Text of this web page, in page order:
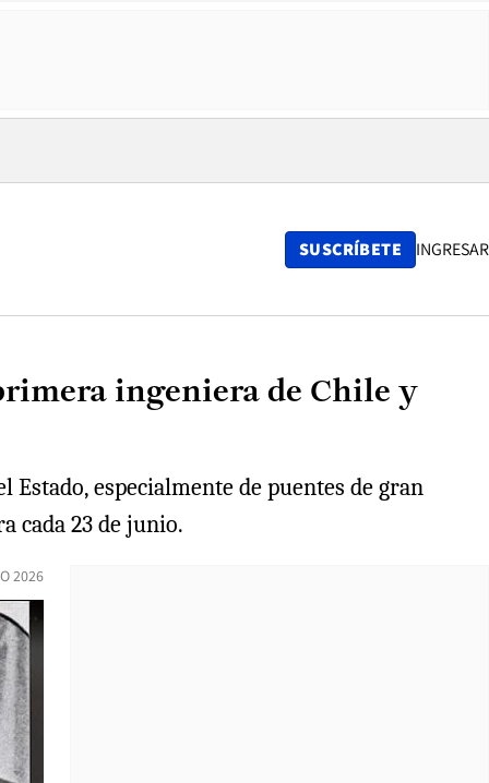
SUSCRÍBETE INGRESAR
ingeniera de Chile y
especialmente de puentes de gran
cada 23 de junio.
2026